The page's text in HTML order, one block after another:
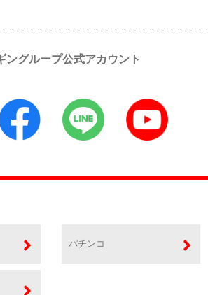
ングループ公式アカウント
パチンコ